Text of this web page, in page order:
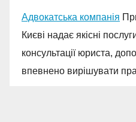
Адвокатська компанія
Києві надає якісні
консультації юриста,
впевнено вирішувати